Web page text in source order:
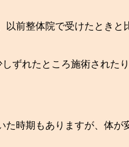
以前整体院で受けたときと
しずれたところ施術された
た時期もありますが、体